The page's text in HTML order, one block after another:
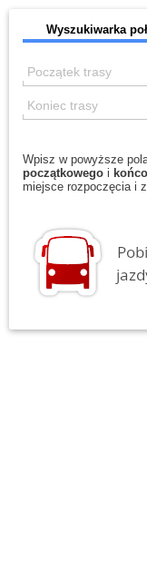
Wyszukiwarka
Wpisz w powyższe
początkowego i
miejsce rozpoczęcia i